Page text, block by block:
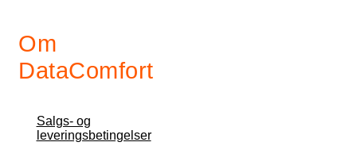
Om
DataComfort
Salgs- og
leveringsbetingelser